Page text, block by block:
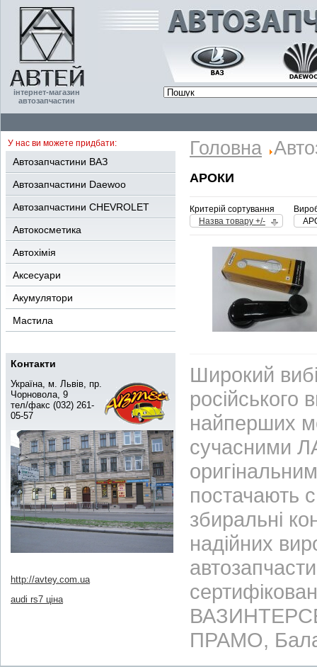
інтернет-магазин
автозапчастин
У нас ви можете придбати:
Автозапчастини ВАЗ
Автозапчастини Daewoo
Автозапчастини CHEVROLET
Автокосметика
Автохімія
Аксесуари
Акумулятори
Мастила
Контакти
Україна, м. Львів, пр.
Чорновола, 9
тел/факс (032) 261-
05-57
http://avtey.com.ua
audi rs7 ціна
Головна
АРОКИ
Критерій сортування
Назва товару +/-
Широкий
найперших
сучасними
постачають
збиральні
надійних
ПРАМО,